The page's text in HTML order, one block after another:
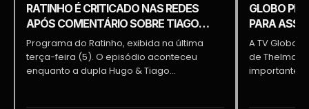
RATINHO É CRITICADO NAS REDES
APÓS COMENTÁRIO SOBRE TIAGO
PIQUILO DURANTE PROGRAMA
Programa do Ratinho, exibida na última
terça-feira (5). O episódio aconteceu
enquanto a dupla Hugo & Tiago
GLOBO
PARA
BRAGA E
A TV Globo
de Thelma
importante